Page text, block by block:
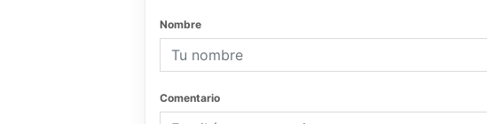
Nombre
Comentario